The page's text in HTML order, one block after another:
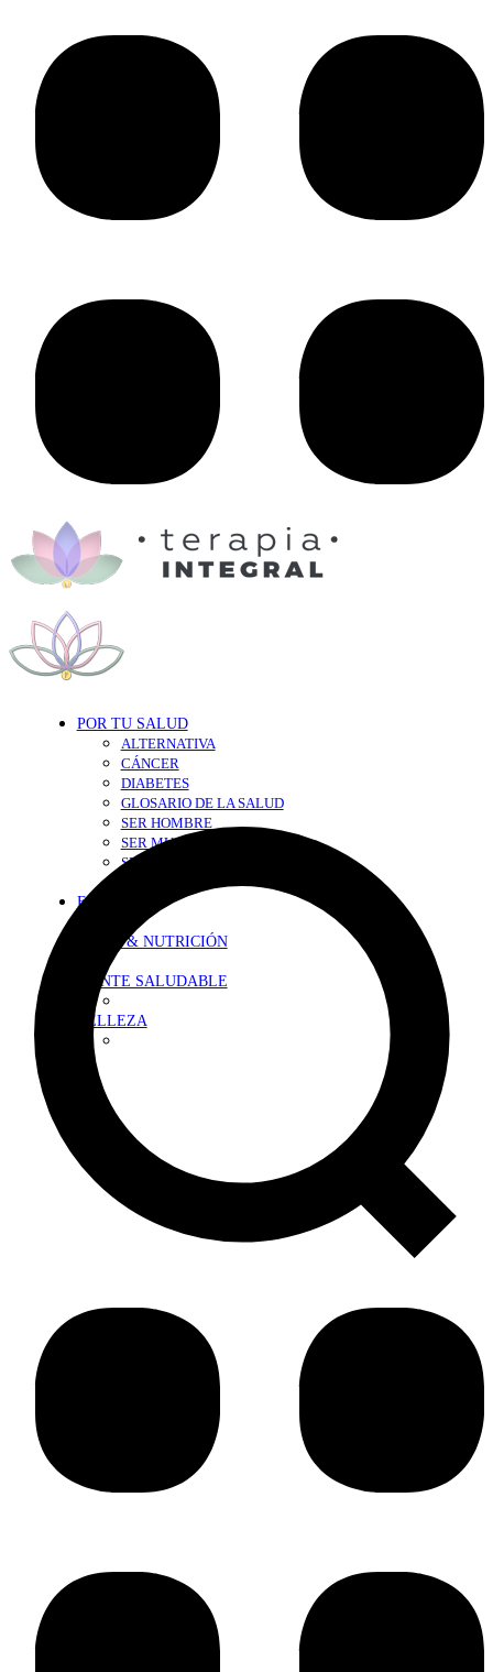
POR TU SALUD
ALTERNATIVA
CÁNCER
DIABETES
GLOSARIO DE LA SALUD
SER HOMBRE
SER MUJER
SEXY-SALUD
EN FORMA
DIETA & NUTRICIÓN
MENTE SALUDABLE
BELLEZA